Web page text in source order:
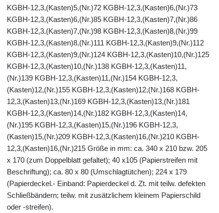
KGBH-12,3,(Kasten)5,(Nr.)72 KGBH-12,3,(Kasten)6,(Nr.)73
KGBH-12,3,(Kasten)6,(Nr.)85 KGBH-12,3,(Kasten)7,(Nr.)86
KGBH-12,3,(Kasten)7,(Nr.)98 KGBH-12,3,(Kasten)8,(Nr.)99
KGBH-12,3,(Kasten)8,(Nr.)111 KGBH-12,3,(Kasten)9,(Nr.)112
KGBH-12,3,(Kasten)9,(Nr.)124 KGBH-12,3,(Kasten)10,(Nr.)125
KGBH-12,3,(Kasten)10,(Nr.)138 KGBH-12,3,(Kasten)11,
(Nr.)139 KGBH-12,3,(Kasten)11,(Nr.)154 KGBH-12,3,
(Kasten)12,(Nr.)155 KGBH-12,3,(Kasten)12,(Nr.)168 KGBH-
12,3,(Kasten)13,(Nr.)169 KGBH-12,3,(Kasten)13,(Nr.)181
KGBH-12,3,(Kasten)14,(Nr.)182 KGBH-12,3,(Kasten)14,
(Nr.)195 KGBH-12,3,(Kasten)15,(Nr.)196 KGBH-12,3,
(Kasten)15,(Nr.)209 KGBH-12,3,(Kasten)16,(Nr.)210 KGBH-
12,3,(Kasten)16,(Nr.)215 Größe in mm: ca. 340 x 210 bzw. 205
x 170 (zum Doppelblatt gefaltet); 40 x105 (Papierstreifen mit
Beschriftung); ca. 80 x 80 (Umschlagtütchen); 224 x 179
(Papierdeckel.- Einband: Papierdeckel d. Zt. mit teilw. defekten
Schließbändern; teilw. mit zusätzlichem kleinem Papierschild
oder -streifen).